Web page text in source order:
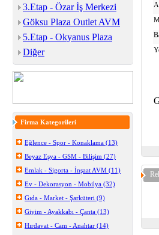
3.Etap - Özar İş Merkezi
Göksu Plaza Outlet AVM
5.Etap - Okyanus Plaza
Diğer
Firma Kategorileri
Eğlence - Spor - Konaklama (13)
Beyaz Eşya - GSM - Bilişim (27)
Emlak - Sigorta - İnşaat AVM (11)
Ev - Dekorasyon - Mobilya (32)
Gıda - Market - Şarküteri (9)
Giyim - Ayakkabı - Çanta (13)
Hırdavat - Cam - Anahtar (14)